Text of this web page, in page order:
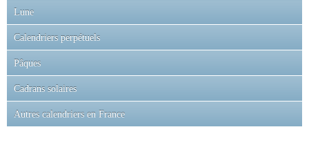
Lune
Calendriers perpétuels
Pâques
Cadrans solaires
Autres calendriers en France